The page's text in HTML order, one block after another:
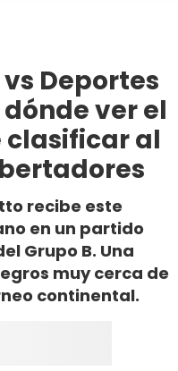
Deportes
ver el
clasificar al
recibe este
en un partido
Grupo B. Una
muy cerca de
continental.